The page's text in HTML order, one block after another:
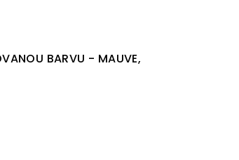
BARVU - MAUVE,